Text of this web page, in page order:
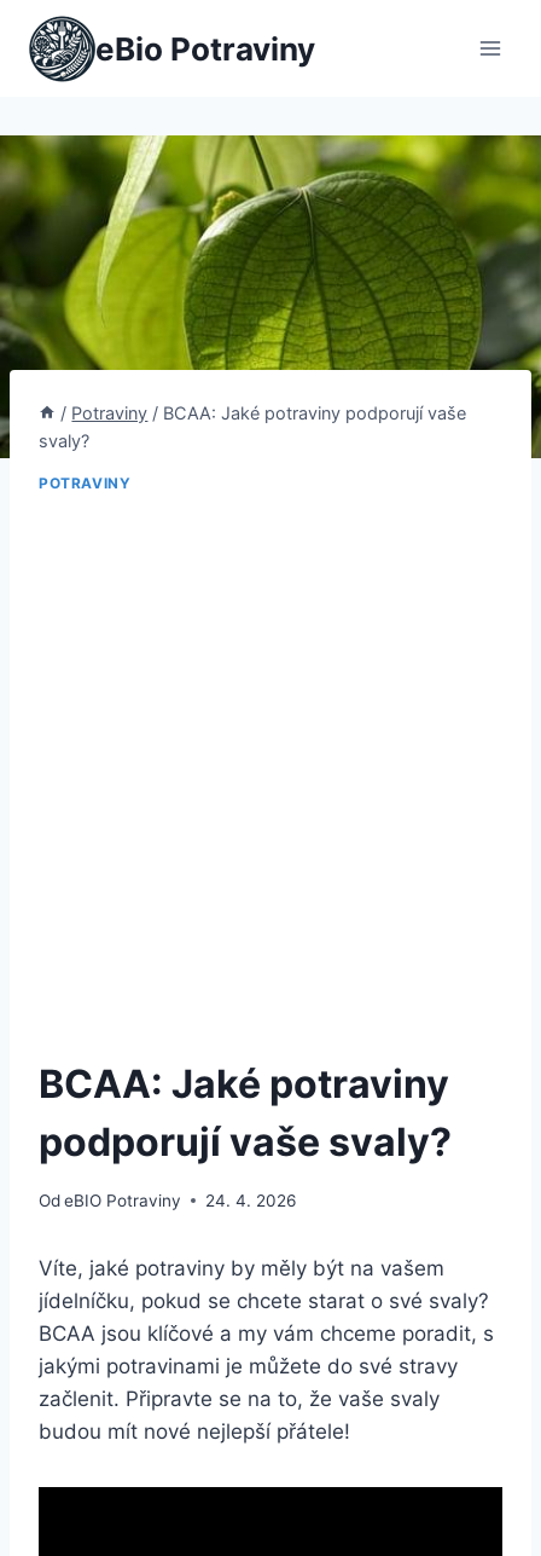
Přeskočit
obsah
eBio Potraviny
/ Potraviny / BCAA: Jaké potraviny podporují vaše
svaly?
POTRAVINY
BCAA: Jaké potraviny
podporují vaše svaly?
OdeBIO Potraviny 24. 4. 2026
Víte, jaké potraviny by měly být na vašem
jídelníčku, pokud se chcete starat o své svaly?
BCAA jsou klíčové a my vám chceme poradit, s
jakými potravinami je můžete do své stravy
začlenit. Připravte se na to, že vaše svaly
budou mít nové nejlepší přátele!